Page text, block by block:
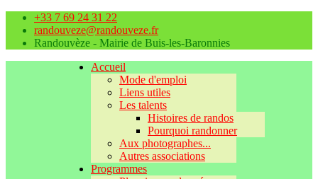
+33 7 69 24 31 22
randouveze@randouveze.fr
Randouvèze - Mairie de Buis-les-Baronnies
Accueil
Mode d'emploi
Liens utiles
Les talents
Histoires de randos
Pourquoi randonner
Aux photographes...
Autres associations
Programmes